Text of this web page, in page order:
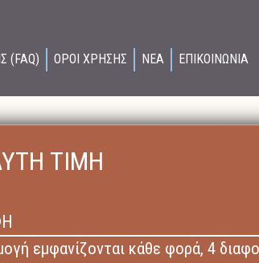
(FAQ) ΟΡΟΙ ΧΡΗΣΗΣ ΝΕΑ ΕΠΙΚΟΙΝΩΝΙΑ
ΤΙΜΗ
εμφανίζονται κάθε φορά, 4